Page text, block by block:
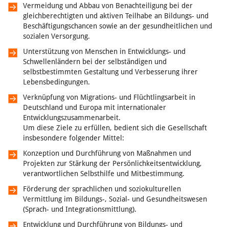
Vermeidung und Abbau von Benachteiligung bei der
gleichberechtigten und aktiven Teilhabe an Bildungs- und
Beschäftigungschancen sowie an der gesundheitlichen und
sozialen Versorgung.
Unterstützung von Menschen in Entwicklungs- und
Schwellenländern bei der selbständigen und
selbstbestimmten Gestaltung und Verbesserung ihrer
Lebensbedingungen.
Verknüpfung von Migrations- und Flüchtlingsarbeit in
Deutschland und Europa mit internationaler
Entwicklungszusammenarbeit.
Um diese Ziele zu erfüllen, bedient sich die Gesellschaft
insbesondere folgender Mittel:
Konzeption und Durchführung von Maßnahmen und
Projekten zur Stärkung der Persönlichkeitsentwicklung,
verantwortlichen Selbsthilfe und Mitbestimmung.
Förderung der sprachlichen und soziokulturellen
Vermittlung im Bildungs-, Sozial- und Gesundheitswesen
(Sprach- und Integrationsmittlung).
Entwicklung und Durchführung von Bildungs- und